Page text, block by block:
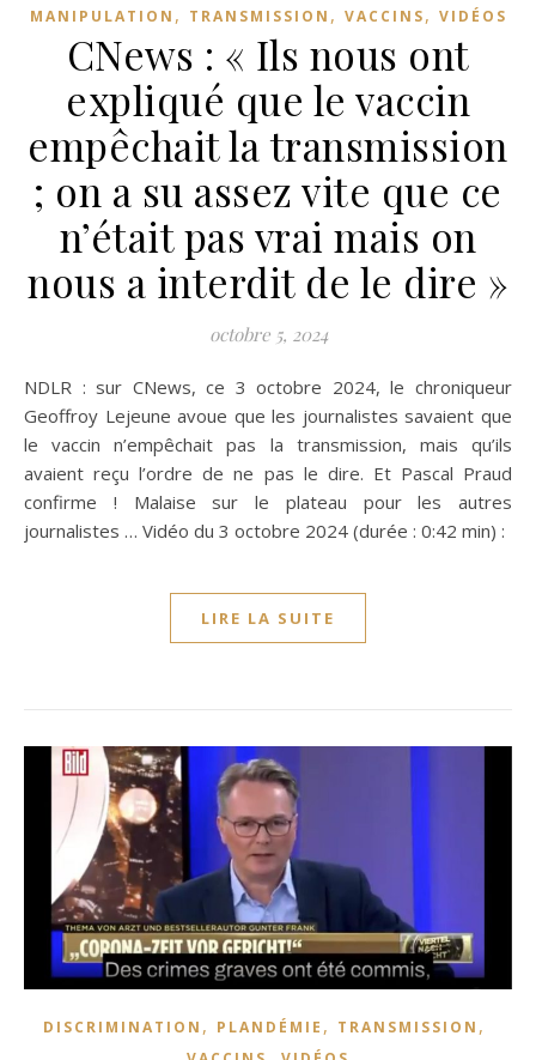
MANIPULATION , TRANSMISSION , VACCINS, VIDÉOS
CNews : « Ils nous ont
expliqué que le vaccin
empêchait la transmission
; on a su assez vite que ce
n’était pas vrai mais on
nous a interdit de le dire »
octobre 5, 2024
NDLR : sur CNews, ce 3 octobre 2024, le chroniqueur
Geoffroy Lejeune avoue que les journalistes savaient que
le vaccin n’empêchait pas la transmission, mais qu’ils
avaient reçu l’ordre de ne pas le dire. Et Pascal Praud
confirme ! Malaise sur le plateau pour les autres
journalistes … Vidéo du 3 octobre 2024 (durée : 0:42 min) :
LIRE LA SUITE
DISCRIMINATION , PLANDÉMIE , TRANSMISSION ,